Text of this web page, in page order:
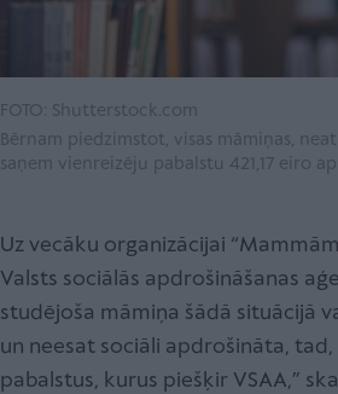
FOTO: Shutterstock.com
Bērnam piedzimstot, visas māmiņas,
saņem vienreizēju pabalstu 421,17 eiro
Uz vecāku organizācijai
Valsts sociālās apdrošināšanas
studējoša māmiņa šādā situācijā
un neesat sociāli apdrošināta,
pabalstus, kurus piešķir VSAA,”